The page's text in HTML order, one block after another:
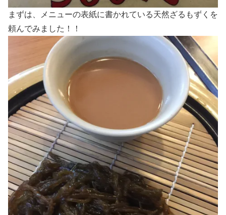
まずは、メニューの表紙に書かれている天然ざるもずくを
頼んでみました！！